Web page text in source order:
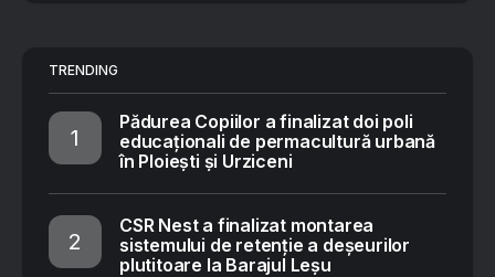
TRENDING
Pădurea Copiilor a finalizat doi poli
educaționali de permacultură urbană
în Ploiești și Urziceni
CSR Nest a finalizat montarea
sistemului de retenție a deșeurilor
plutitoare la Barajul Leșu